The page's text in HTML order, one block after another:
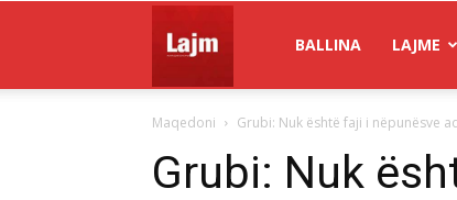
Lajm
BALLINA LAJME
Maqedoni Grubi: Nuk është faji i nëpunësve
Grubi: Nuk